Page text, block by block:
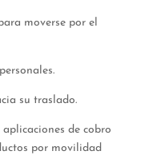
moverse por el
su traslado.
de cobro
por movilidad